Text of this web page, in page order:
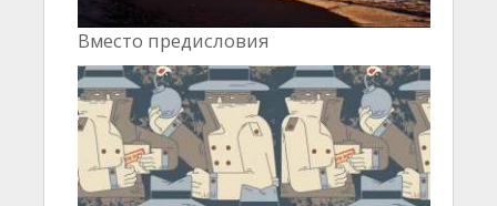
Вместо предисловия